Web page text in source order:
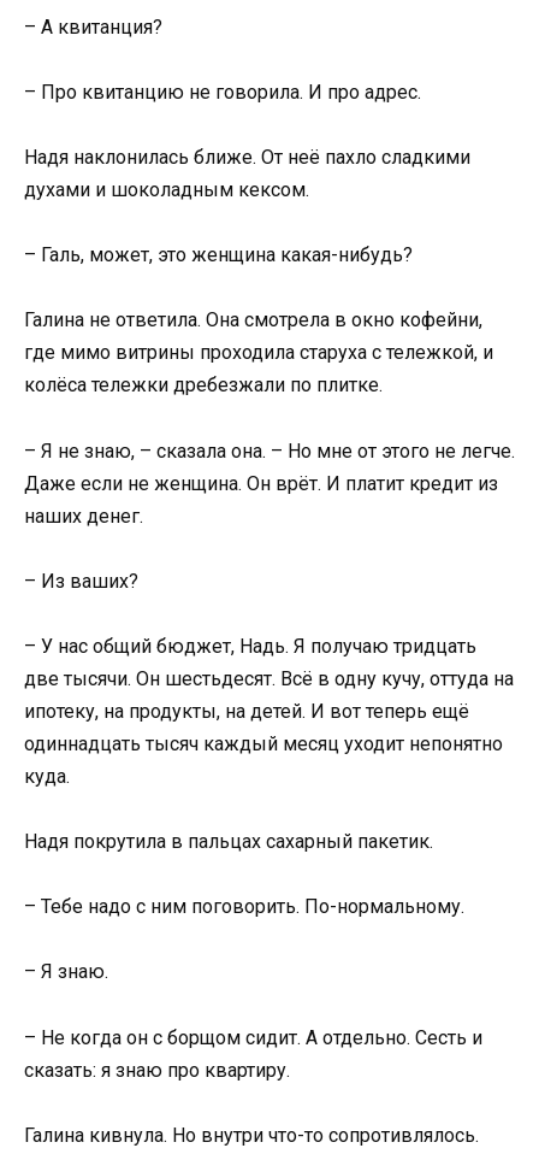
– А квитанция?
– Про квитанцию не говорила. И про адрес.
Надя наклонилась ближе. От неё пахло сладкими
духами и шоколадным кексом.
– Галь, может, это женщина какая-нибудь?
Галина не ответила. Она смотрела в окно кофейни,
где мимо витрины проходила старуха с тележкой, и
колёса тележки дребезжали по плитке.
– Я не знаю, – сказала она. – Но мне от этого не легче.
Даже если не женщина. Он врёт. И платит кредит из
наших денег.
– Из ваших?
– У нас общий бюджет, Надь. Я получаю тридцать
две тысячи. Он шестьдесят. Всё в одну кучу, оттуда на
ипотеку, на продукты, на детей. И вот теперь ещё
одиннадцать тысяч каждый месяц уходит непонятно
куда.
Надя покрутила в пальцах сахарный пакетик.
– Тебе надо с ним поговорить. По-нормальному.
– Я знаю.
– Не когда он с борщом сидит. А отдельно. Сесть и
сказать: я знаю про квартиру.
Галина кивнула. Но внутри что-то сопротивлялось.